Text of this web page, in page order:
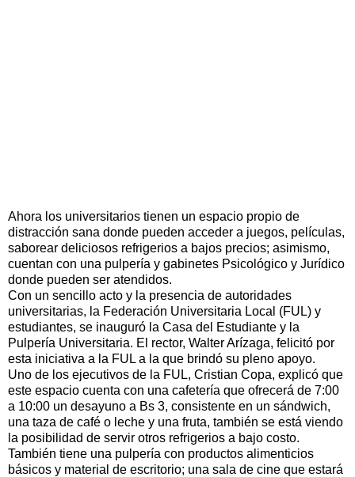
Ahora los universitarios tienen un espacio propio de
distracción sana donde pueden acceder a juegos, películas,
saborear deliciosos refrigerios a bajos precios; asimismo,
cuentan con una pulpería y gabinetes Psicológico y Jurídico
donde pueden ser atendidos.
Con un sencillo acto y la presencia de autoridades
universitarias, la Federación Universitaria Local (FUL) y
estudiantes, se inauguró la Casa del Estudiante y la
Pulpería Universitaria. El rector, Walter Arízaga, felicitó por
esta iniciativa a la FUL a la que brindó su pleno apoyo.
Uno de los ejecutivos de la FUL, Cristian Copa, explicó que
este espacio cuenta con una cafetería que ofrecerá de 7:00
a 10:00 un desayuno a Bs 3, consistente en un sándwich,
una taza de café o leche y una fruta, también se está viendo
la posibilidad de servir otros refrigerios a bajo costo.
También tiene una pulpería con productos alimenticios
básicos y material de escritorio; una sala de cine que estará